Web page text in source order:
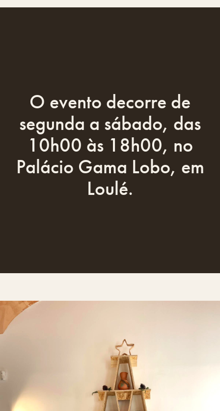
O evento decorre de
segunda a sábado, das
10h00 às 18h00, no
Palácio Gama Lobo, em
Loulé.